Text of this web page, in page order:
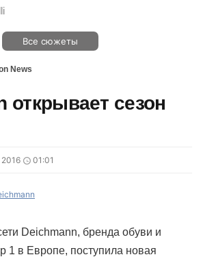
Все сюжеты
News
открывает сезон
01:01
Deichmann, бренда обуви и
1 в Европе, поступила новая